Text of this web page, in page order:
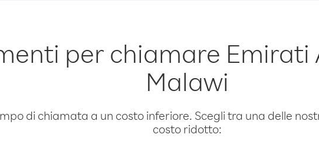
per chiamare Emirati
Malawi
di chiamata a un costo inferiore. Scegli tra una delle
costo ridotto: